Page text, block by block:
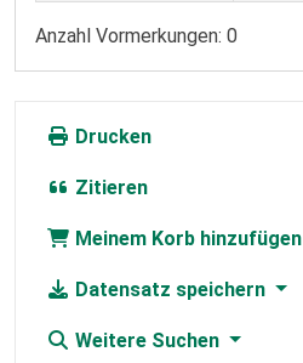
Anzahl Vormerkungen: 0
Drucken
Zitieren
Meinem Korb hinzufügen
Datensatz speichern
Weitere Suchen